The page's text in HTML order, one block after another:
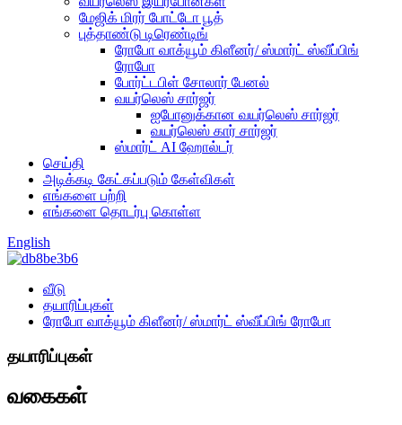
மேஜிக் மிரர் போட்டோ பூத்
புத்தாண்டு டிரெண்டிங்
ரோபோ வாக்யூம் கிளீனர்/ ஸ்மார்ட் ஸ்வீப்பிங்
ரோபோ
போர்ட்டபிள் சோலார் பேனல்
வயர்லெஸ் சார்ஜர்
ஐபோனுக்கான வயர்லெஸ் சார்ஜர்
வயர்லெஸ் கார் சார்ஜர்
ஸ்மார்ட் AI ஹோல்டர்
செய்தி
அடிக்கடி கேட்கப்படும் கேள்விகள்
எங்களை பற்றி
எங்களை தொடர்பு கொள்ள
English
வீடு
தயாரிப்புகள்
ரோபோ வாக்யூம் கிளீனர்/ ஸ்மார்ட் ஸ்வீப்பிங் ரோபோ
தயாரிப்புகள்
வகைகள்